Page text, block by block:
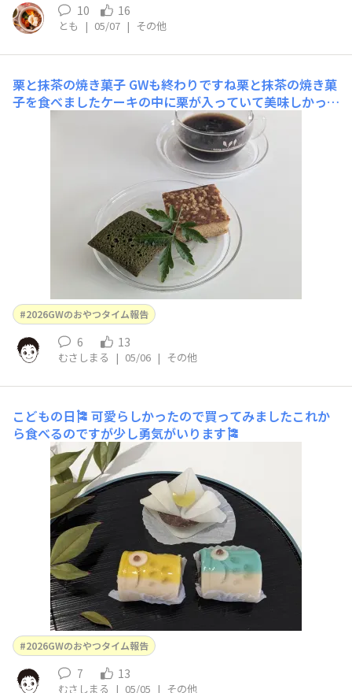
10 16
とも | 05/07 | その他
栗と抹茶の焼き菓子 GWも終わりですね栗と抹茶の焼き菓
子を食べましたケーキの中に栗が入っていて美味しかった
2026GWのおやつタイム報告
6 13
むさしまる | 05/06 | その他
こどもの日🎏 可愛らしかったので買ってみましたこれか
ら食べるのですが少し勇気がいります🎏
2026GWのおやつタイム報告
7 13
むさしまる | 05/05 | その他